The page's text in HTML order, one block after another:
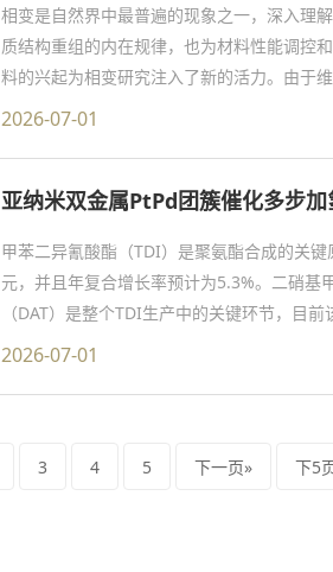
相变是自然界中最普遍的现象之一，深入理
质结构重组的内在规律，也为材料性能调控
料的兴起为相变研究注入了新的活力。由于
统体相材料的物理特征，并不断拓展着已有
高，使这一过程难以发生，同时实验上直接
2026-07-01
亚纳米双金属PtPd团簇催化多步
甲苯二异氰酸酯（TDI）是聚氨酯合成的关
元，并且年复合增长率预计为5.3%。二硝基
（DAT）是整个TDI生产中的关键环节，目
剂，存在负载量高、粒径大、原子利用率低
2026-07-01
3 4 5 下一页» 下5